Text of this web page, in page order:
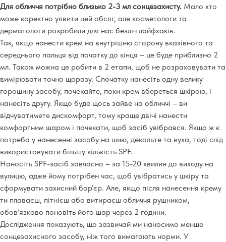
Для обличчя потрібно близько 2-3 мл сонцезахисту. Мало хто
може коректно уявити цей обсяг, але косметологи та
дерматологи розробили для нас безліч лайфхаків.
Так, якщо нанести крем на внутрішню сторону вказівного та
середнього пальця від початку до кінця – це буде приблизно 2
мл. Також можна це робити в 2 етапи, щоб не розраховувати та
вимірювати точно щоразу. Спочатку нанесіть одну велику
горошину засобу, почекайте, поки крем вбереться шкірою, і
нанесіть другу. Якщо буде щось зайве на обличчі – ви
відчуватимете дискомфорт, тому краще двічі нанести
комфортним шаром і почекати, щоб засіб увібрався. Якщо ж є
потреба у нанесенні засобу на шию, декольте та вуха, тоді слід
використовувати більшу кількість SPF.
Наносіть SPF-засіб завчасно – за 15-20 хвилин до виходу на
вулицю, адже йому потрібен час, щоб увібратись у шкіру та
сформувати захисний бар’єр. Але, якщо після нанесення крему
ти плаваєш, пітнієш або витираєш обличчя рушником,
обовʼязково поновіть його шар через 2 години.
Дослідження показують, що зазвичай ми наносимо менше
сонцезахисного засобу, ніж того вимагають норми. У